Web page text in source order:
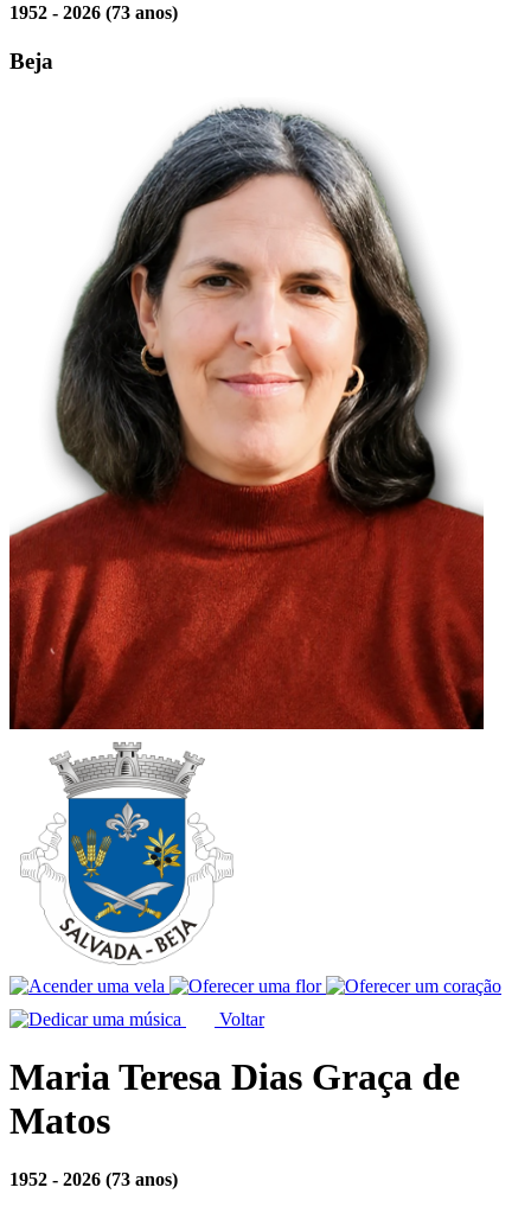
1952 - 2026 (73 anos)
Beja
Voltar
Maria Teresa Dias Graça de
Matos
1952 - 2026 (73 anos)